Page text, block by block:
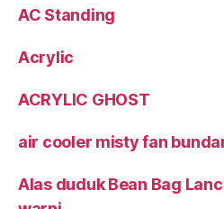
AC Standing
Acrylic
ACRYLIC GHOST
air cooler misty fan
Alas duduk Bean Bag